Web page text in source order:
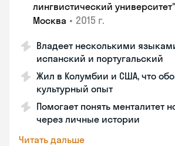
лингвистический
Москва • 2015 г.
Владеет несколькими
испанский и португальский
Жил в Колумбии и США, что
культурный опыт
Помогает понять менталитет
через личные истории
Читать дальше